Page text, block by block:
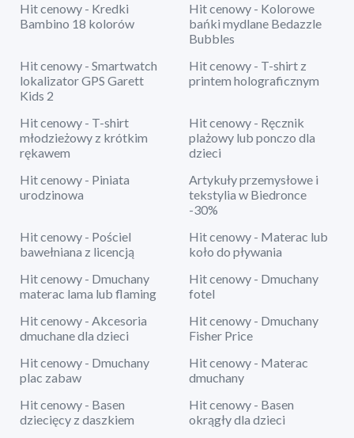
Hit cenowy - Kredki
Bambino 18 kolorów
Hit cenowy - Kolorowe
bańki mydlane Bedazzle
Bubbles
Hit cenowy - Smartwatch
lokalizator GPS Garett
Kids 2
Hit cenowy - T-shirt z
printem holograficznym
Hit cenowy - T-shirt
młodzieżowy z krótkim
rękawem
Hit cenowy - Ręcznik
plażowy lub ponczo dla
dzieci
Hit cenowy - Piniata
urodzinowa
Artykuły przemysłowe i
tekstylia w Biedronce
-30%
Hit cenowy - Pościel
bawełniana z licencją
Hit cenowy - Materac lub
koło do pływania
Hit cenowy - Dmuchany
materac lama lub flaming
Hit cenowy - Dmuchany
fotel
Hit cenowy - Akcesoria
dmuchane dla dzieci
Hit cenowy - Dmuchany
Fisher Price
Hit cenowy - Dmuchany
plac zabaw
Hit cenowy - Materac
dmuchany
Hit cenowy - Basen
dziecięcy z daszkiem
Hit cenowy - Basen
okrągły dla dzieci